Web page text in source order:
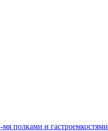
полками и гастроемкостями